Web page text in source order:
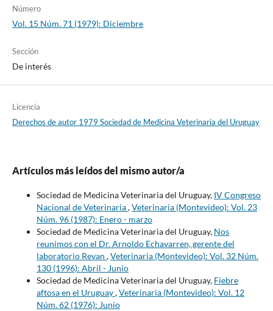
Número
Vol. 15 Núm. 71 (1979): Diciembre
Sección
De interés
Licencia
Derechos de autor 1979 Sociedad de Medicina Veterinaria del Uruguay
Artículos más leídos del mismo autor/a
Sociedad de Medicina Veterinaria del Uruguay, IV Congreso
Nacional de Veterinaria,Veterinaria (Montevideo): Vol. 23
Núm. 96 (1987): Enero - marzo
Sociedad de Medicina Veterinaria del Uruguay, Nos
reunimos con el Dr. Arnoldo Echavarren, gerente del
laboratorio Revan ,Veterinaria (Montevideo): Vol. 32 Núm.
130 (1996): Abril - Junio
Sociedad de Medicina Veterinaria del Uruguay, Fiebre
aftosa en el Uruguay,Veterinaria (Montevideo): Vol. 12
Núm. 62 (1976): Junio